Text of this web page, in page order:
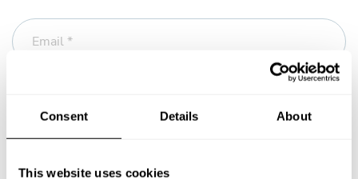
Consent Details About
This website uses cookies
Email *
Telefoon
Bericht *